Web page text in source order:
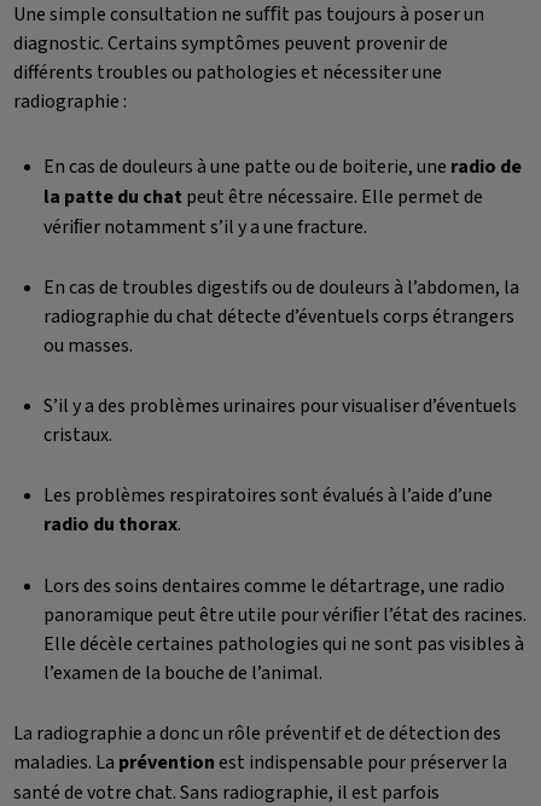
Une simple consultation ne suﬃt pas toujours à poser un
diagnostic. Certains symptômes peuvent provenir de
différents troubles ou pathologies et nécessiter une
radiographie :
En cas de douleurs à une patte ou de boiterie, une radio de
la patte du chat peut être nécessaire. Elle permet de
vériﬁer notamment s’il y a une fracture.
En cas de troubles digestifs ou de douleurs à l’abdomen, la
radiographie du chat détecte d’éventuels corps étrangers
ou masses.
S’il y a des problèmes urinaires pour visualiser d’éventuels
cristaux.
Les problèmes respiratoires sont évalués à l’aide d’une
radio du thorax.
Lors des soins dentaires comme le détartrage, une radio
panoramique peut être utile pour vériﬁer l’état des racines.
Elle décèle certaines pathologies qui ne sont pas visibles à
l’examen de la bouche de l’animal.
La radiographie a donc un rôle préventif et de détection des
maladies. La prévention est indispensable pour préserver la
santé de votre chat. Sans radiographie, il est parfois